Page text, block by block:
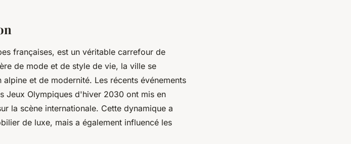
françaises, est un véritable carrefour de
de mode et de style de vie, la ville se
et de modernité. Les récents événements
Jeux Olympiques d'hiver 2030 ont mis en
la scène internationale. Cette dynamique a
de luxe, mais a également influencé les